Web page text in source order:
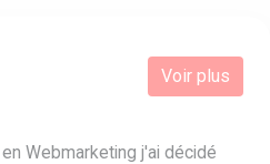
Voir plus
Webmarketing j'ai décidé